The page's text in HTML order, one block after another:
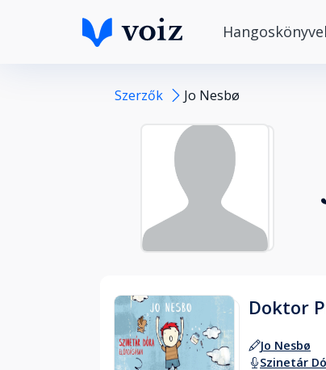
Szerzők Jo Nesbø
Doktor
Jo Nesbø
Szinetár